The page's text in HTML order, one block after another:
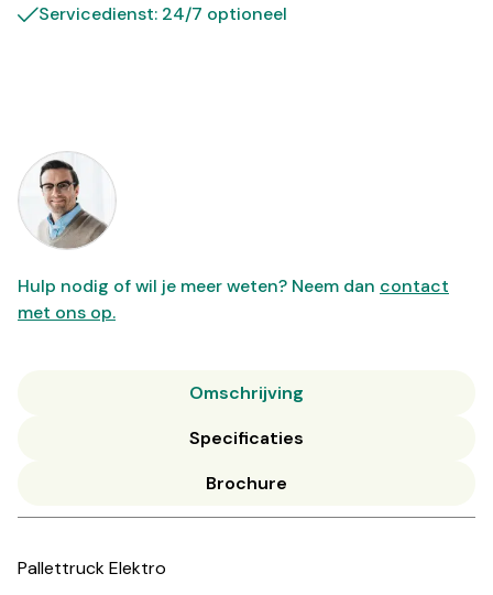
Servicedienst: 24/7 optioneel
Hulp nodig of wil je meer weten? Neem dan contact
met ons op.
Omschrijving
Specificaties
Brochure
Pallettruck Elektro